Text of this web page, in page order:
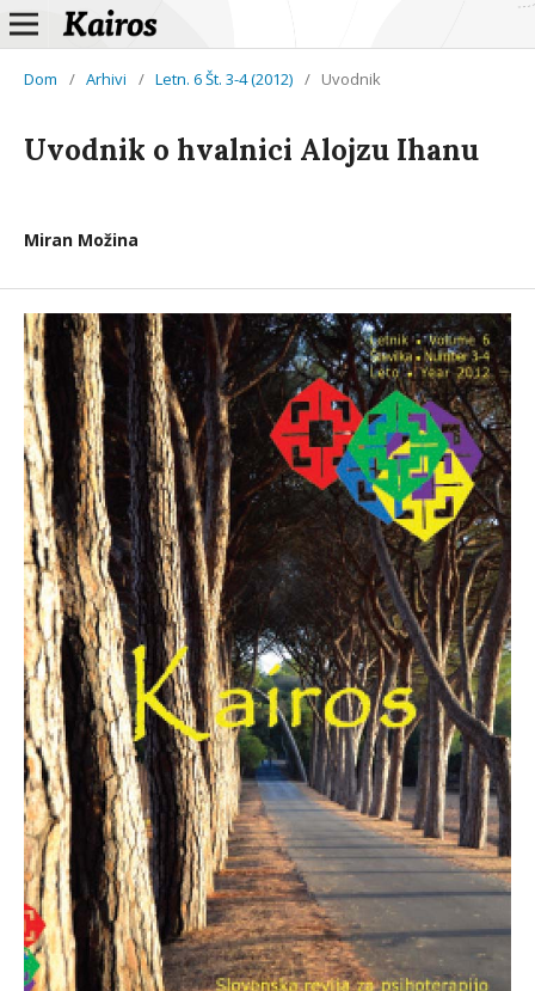
Dom / Arhivi / Letn. 6 Št. 3-4 (2012) / Uvodnik
Uvodnik o hvalnici Alojzu Ihanu
Miran Možina